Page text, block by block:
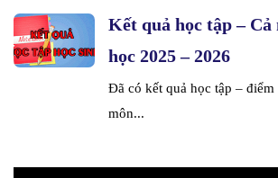
Kết quả học tập – Cả
học 2025 – 2026
Đã có kết quả học tập –
môn...